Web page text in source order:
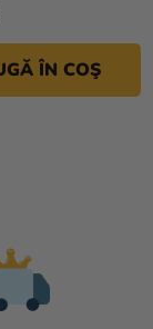
ÎN COŞ